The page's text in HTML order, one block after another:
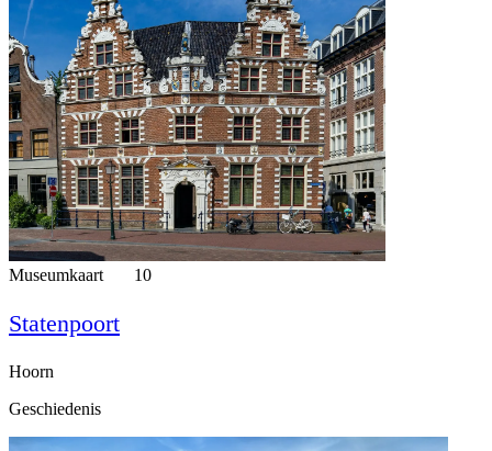
Museumkaart 10
Statenpoort
Hoorn
Geschiedenis